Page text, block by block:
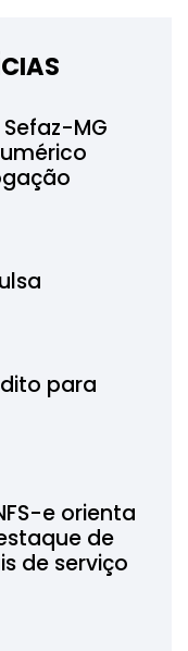
MG
para
e orienta
de
de serviço